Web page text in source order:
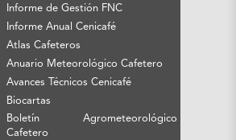
Informe de Gestión FNC
Informe Anual Cenicafé
Atlas Cafeteros
Anuario Meteorológico Cafetero
Avances Técnicos Cenicafé
Biocartas
Boletín Agrometeorológico
Cafetero